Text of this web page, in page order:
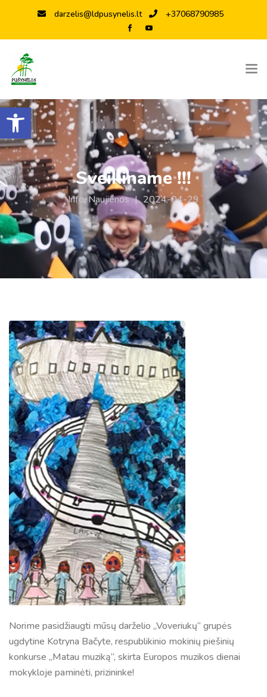
Open toolbar
darzelis@ldpusynelis.lt +37068790985
Sveikiname !!!
Info,Naujienos | 2024-04-29
Norime pasidžiaugti mūsų darželio „Voveriukų“ grupės
ugdytine Kotryna Bačyte, respublikinio mokinių piešinių
konkurse „Matau muziką“, skirta Europos muzikos dienai
mokykloje paminėti, prizininke!